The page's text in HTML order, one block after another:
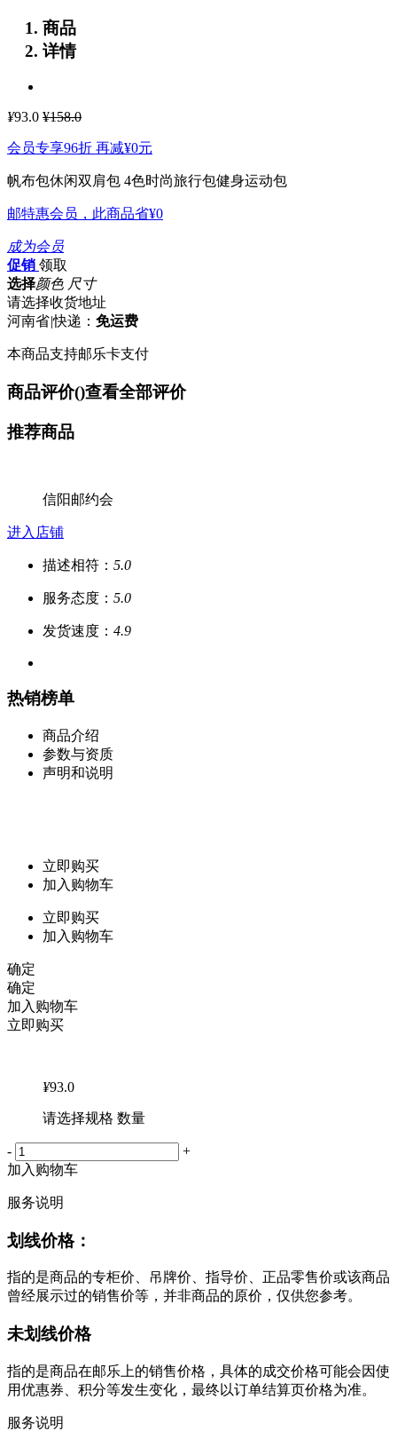
商品
详情
¥93.0 ¥158.0
会员专享96折 再减¥0元
帆布包休闲双肩包 4色时尚旅行包健身运动包
邮特惠会员，此商品省¥0
成为会员
促销 领取
选择颜色 尺寸
请选择收货地址
河南省|快递： 免运费
本商品支持邮乐卡支付
商品评价()查看全部评价
推荐商品
信阳邮约会
进入店铺
描述相符： 5.0
服务态度： 5.0
发货速度： 4.9
热销榜单
商品介绍
参数与资质
声明和说明
立即购买
加入购物车
立即购买
加入购物车
确定
确定
加入购物车
立即购买
¥93.0
请选择规格 数量
-
+
加入购物车
服务说明
划线价格：
指的是商品的专柜价、吊牌价、指导价、正品零售价或该商品
曾经展示过的销售价等，并非商品的原价，仅供您参考。
未划线价格
指的是商品在邮乐上的销售价格，具体的成交价格可能会因使
用优惠券、积分等发生变化，最终以订单结算页价格为准。
服务说明